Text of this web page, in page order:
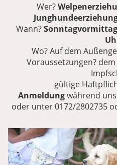
Wer?
Wann?
Wo? Auf dem
Voraussetzungen?
gültige
Anmeldungwährend
oder unter 0172/2802735